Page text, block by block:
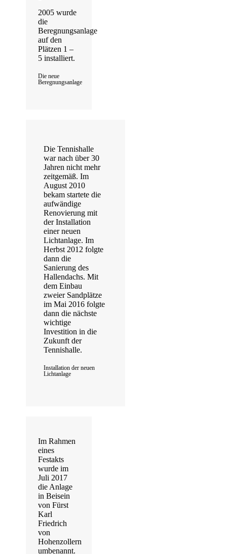
2005 wurde
die
Beregnungsanlage
auf den
Plätzen 1 –
5 installiert.
Die neue
Beregnungsanlage
Die Tennishalle
war nach über 30
Jahren nicht mehr
zeitgemäß. Im
August 2010
bekam startete die
aufwändige
Renovierung mit
der Installation
einer neuen
Lichtanlage. Im
Herbst 2012 folgte
dann die
Sanierung des
Hallendachs. Mit
dem Einbau
zweier Sandplätze
im Mai 2016 folgte
dann die nächste
wichtige
Investition in die
Zukunft der
Tennishalle.
Installation der neuen
Lichtanlage
Im Rahmen
eines
Festakts
wurde im
Juli 2017
die Anlage
in Beisein
von Fürst
Karl
Friedrich
von
Hohenzollern
umbenannt.